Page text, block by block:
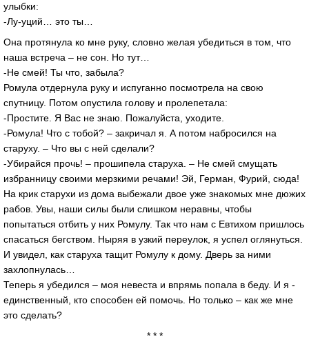
улыбки:
-Лу-уций… это ты…
Она протянула ко мне руку, словно желая убедиться в том, что
наша встреча – не сон. Но тут…
-Не смей! Ты что, забыла?
Ромула отдернула руку и испуганно посмотрела на свою
спутницу. Потом опустила голову и пролепетала:
-Простите. Я Вас не знаю. Пожалуйста, уходите.
-Ромула! Что с тобой? – закричал я. А потом набросился на
старуху. – Что вы с ней сделали?
-Убирайся прочь! – прошипела старуха. – Не смей смущать
избранницу своими мерзкими речами! Эй, Герман, Фурий, сюда!
На крик старухи из дома выбежали двое уже знакомых мне дюжих
рабов. Увы, наши силы были слишком неравны, чтобы
попытаться отбить у них Ромулу. Так что нам с Евтихом пришлось
спасаться бегством. Ныряя в узкий переулок, я успел оглянуться.
И увидел, как старуха тащит Ромулу к дому. Дверь за ними
захлопнулась…
Теперь я убедился – моя невеста и впрямь попала в беду. И я -
единственный, кто способен ей помочь. Но только – как же мне
это сделать?
* * *